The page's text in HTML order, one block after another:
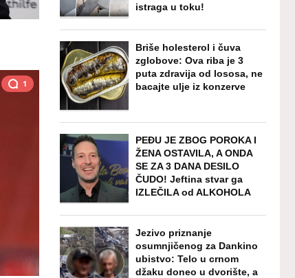
1
istraga u toku!
Briše holesterol i čuva
zglobove: Ova riba je 3
puta zdravija od lososa, ne
bacajte ulje iz konzerve
PEĐU JE ZBOG POROKA I
ŽENA OSTAVILA, A ONDA
SE ZA 3 DANA DESILO
ČUDO! Jeftina stvar ga
IZLEČILA od ALKOHOLA
Jezivo priznanje
osumnjičenog za Dankino
ubistvo: Telo u crnom
džaku doneo u dvorište, a